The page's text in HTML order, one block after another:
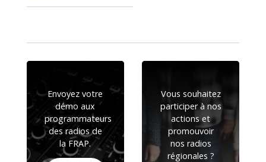
Envoyez votre
démo aux
programmateurs
des radios de
la FRAP.
Vous souhaitez
participer à nos
actions et
promouvoir
nos radios
régionales ?